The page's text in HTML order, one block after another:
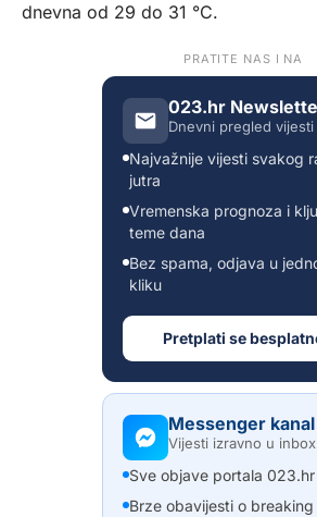
dnevna od 29 do 31 °C.
PRATITE NAS I NA
023.hr
Dnevni pregled vijesti
Najvažnije vijesti svakog
jutra
Vremenska prognoza i
teme dana
Bez spama, odjava u
kliku
Pretplati se
Messenger kanal
Vijesti izravno u inbox
Sve objave portala 023.hr
Brze obavijesti o breaking